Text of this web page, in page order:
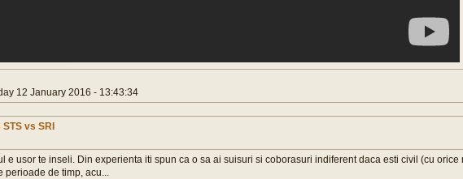
12 January 2016 - 13:43:34
vs SRI
e usor te inseli. Din experienta iti spun ca o sa ai suisuri si coborasuri indiferent daca esti civil (cu orice
perioade de timp, acu...